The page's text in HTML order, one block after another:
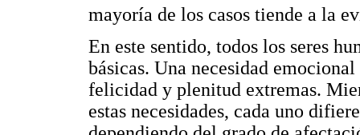
mayoría de los casos tiende a la
En este sentido, todos los seres
básicas. Una necesidad
felicidad y plenitud extremas.
estas necesidades, cada uno